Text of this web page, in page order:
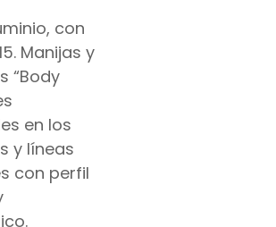
con
Manijas y
“Body
en los
y líneas
con perfil